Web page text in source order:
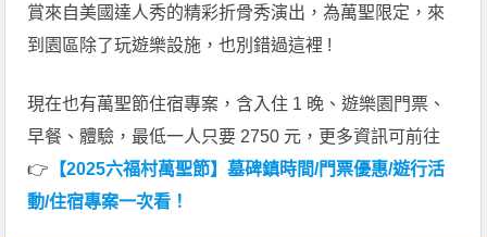
賞來自美國達人秀的精彩折骨秀演出，為萬聖限定，來
到園區除了玩遊樂設施，也別錯過這裡 !
現在也有萬聖節住宿專案，含入住 1 晚、遊樂園門票、
早餐、體驗，最低一人只要 2750 元，更多資訊可前往
👉 【2025六福村萬聖節】墓碑鎮時間/門票優惠/遊行活
動/住宿專案一次看！